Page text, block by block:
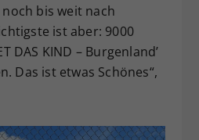
bis weit nach
ist aber: 9000
DAS KIND – Burgenland’
Das ist etwas Schönes“,